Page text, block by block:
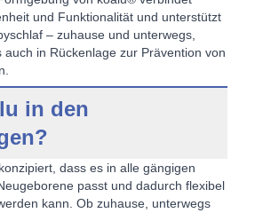
und Funktionalität und unterstützt
– zuhause und unterwegs,
auch in Rückenlage zur Prävention von
in den
dass es in alle gängigen
passt und dadurch flexibel
kann. Ob zuhause, unterwegs